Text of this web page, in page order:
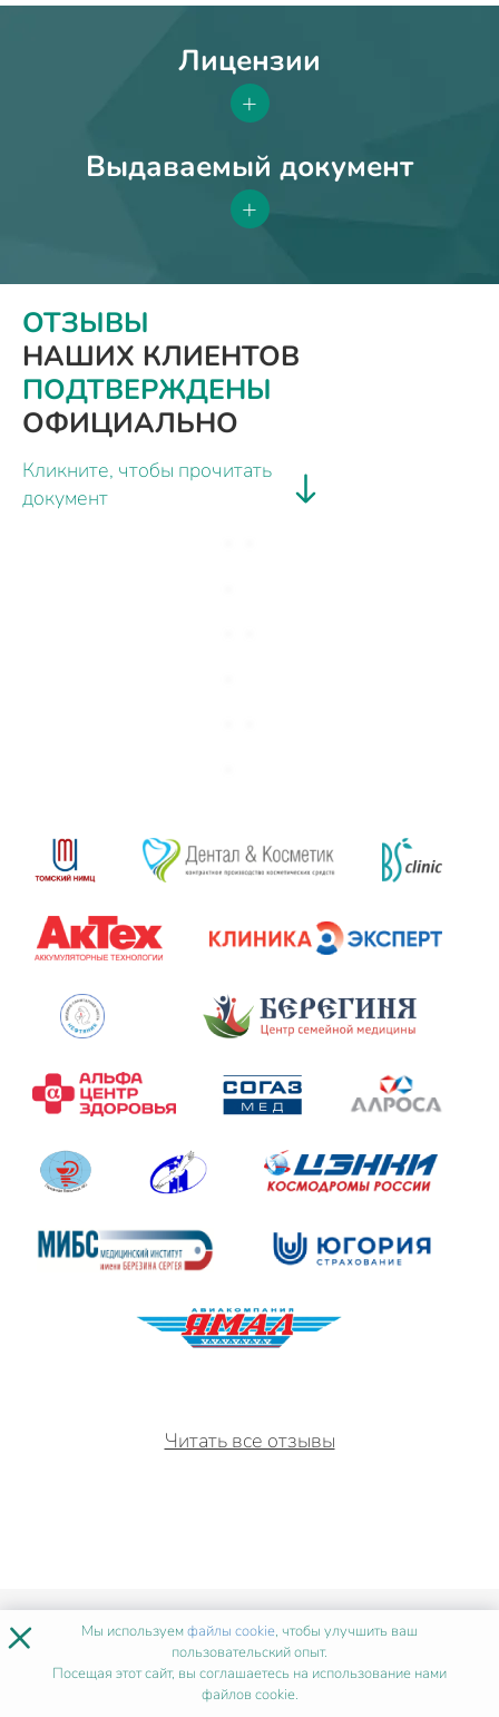
Лицензии
+
Выдаваемый документ
+
ОТЗЫВЫ
НАШИХ КЛИЕНТОВ
ПОДТВЕРЖДЕНЫ
ОФИЦИАЛЬНО
Кликните, чтобы прочитать
документ
Читать все отзывы
ИСТОРИИ УСПЕХАПОСЛЕ
НАШЕГО ОБУЧЕНИЯ
× Мы используемфайлы cookie, чтобы улучшить ваш
пользовательский опыт.
Посещая этот сайт, вы соглашаетесь на использование нами
файлов cookie.